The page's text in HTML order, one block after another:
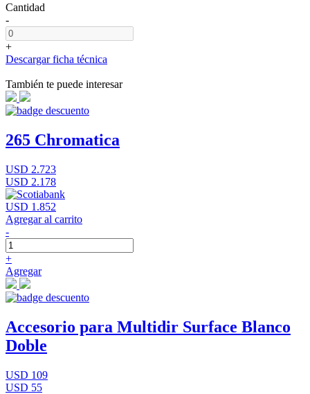
Cantidad
-
+
Descargar ficha técnica
También te puede interesar
265 Chromatica
USD 2.723
USD 2.178
USD 1.852
Agregar al carrito
-
+
Agregar
Accesorio para Multidir Surface Blanco
Doble
USD 109
USD 55